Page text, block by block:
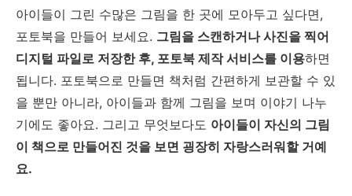
아이들이 그린 수많은 그림을 한 곳에 모아두고 싶다면,
포토북을 만들어 보세요. 그림을 스캔하거나 사진을 찍어
디지털 파일로 저장한 후, 포토북 제작 서비스를 이용하면
됩니다. 포토북으로 만들면 책처럼 간편하게 보관할 수 있
을 뿐만 아니라, 아이들과 함께 그림을 보며 이야기 나누
기에도 좋아요. 그리고 무엇보다도 아이들이 자신의 그림
이 책으로 만들어진 것을 보면 굉장히 자랑스러워할 거예
요.